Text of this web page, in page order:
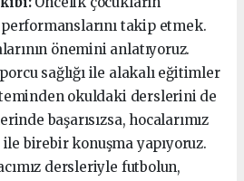
takip etmek.
önemini anlatıyoruz.
sağlığı ile alakalı eğitimler
okuldaki derslerini de
başarısızsa, hocalarımız
birebir konuşma yapıyoruz.
dersleriyle futbolun,